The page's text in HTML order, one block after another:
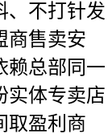
不打针发
商售卖安
赖总部同一
实体专卖店
取盈利商